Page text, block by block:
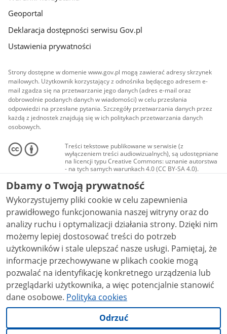
Geoportal
Deklaracja dostępności serwisu Gov.pl
Ustawienia prywatności
Strony dostępne w domenie www.gov.pl mogą zawierać adresy skrzynek
mailowych. Użytkownik korzystający z odnośnika będącego adresem e-
mail zgadza się na przetwarzanie jego danych (adres e-mail oraz
dobrowolnie podanych danych w wiadomości) w celu przesłania
odpowiedzi na przesłane pytania. Szczegóły przetwarzania danych przez
każdą z jednostek znajdują się w ich politykach przetwarzania danych
osobowych.
Treści tekstowe publikowane w serwisie (z
wyłączeniem treści audiowizualnych), są udostępniane
na licencji typu Creative Commons: uznanie autorstwa
- na tych samych warunkach 4.0 (CC BY-SA 4.0).
Materiały audiowizualne, w tym zdjęcia, materiały
audio i wideo, są udostępniane na licencji typu
Creative Commons: uznanie autorstwa użycie
niekomercyjne - bez utworów zależnych 4.0 (CC BY-
NC-ND 4.0), o ile nie jest to stwierdzone inaczej.
Dbamy o Twoją prywatność
Wykorzystujemy pliki cookie w celu zapewnienia
prawidłowego funkcjonowania naszej witryny oraz do
analizy ruchu i optymalizacji działania strony. Dzięki nim
możemy lepiej dostosować treści do potrzeb
użytkowników i stale ulepszać nasze usługi. Pamiętaj, że
informacje przechowywane w plikach cookie mogą
pozwalać na identyfikację konkretnego urządzenia lub
przeglądarki użytkownika, a więc potencjalnie stanowić
dane osobowe. Polityka cookies
Odrzuć